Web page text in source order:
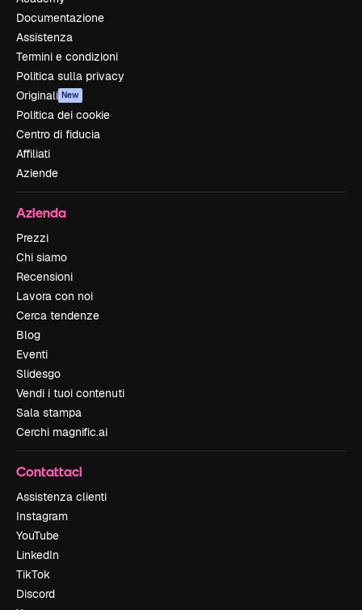
Documentazione
Assistenza
Termini e condizioni
Politica sulla privacy
Originali New
Politica dei cookie
Centro di fiducia
Affiliati
Aziende
Azienda
Prezzi
Chi siamo
Recensioni
Lavora con noi
Cerca tendenze
Blog
Eventi
Slidesgo
Vendi i tuoi contenuti
Sala stampa
Cerchi magnific.ai
Contattaci
Assistenza clienti
Instagram
YouTube
LinkedIn
TikTok
Discord